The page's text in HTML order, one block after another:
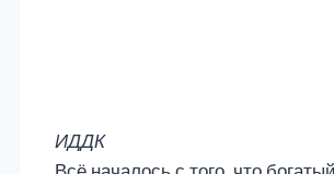
ИДДК